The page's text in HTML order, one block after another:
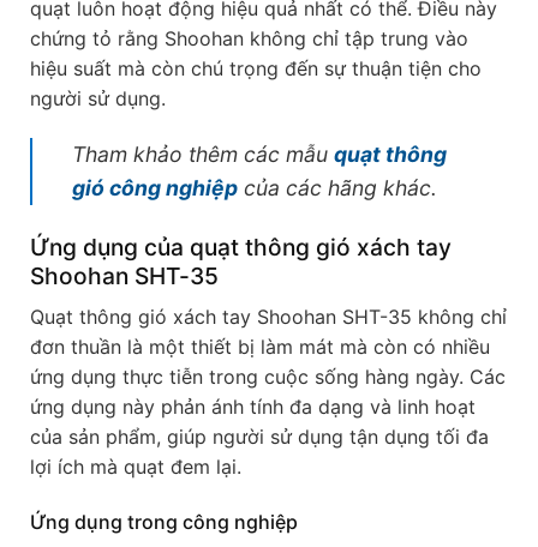
quạt luôn hoạt động hiệu quả nhất có thể. Điều này
chứng tỏ rằng Shoohan không chỉ tập trung vào
hiệu suất mà còn chú trọng đến sự thuận tiện cho
người sử dụng.
Tham khảo thêm các mẫu quạt thông
gió công nghiệp của các hãng khác.
Ứng dụng của quạt thông gió xách tay
Shoohan SHT-35
Quạt thông gió xách tay Shoohan SHT-35 không chỉ
đơn thuần là một thiết bị làm mát mà còn có nhiều
ứng dụng thực tiễn trong cuộc sống hàng ngày. Các
ứng dụng này phản ánh tính đa dạng và linh hoạt
của sản phẩm, giúp người sử dụng tận dụng tối đa
lợi ích mà quạt đem lại.
Ứng dụng trong công nghiệp